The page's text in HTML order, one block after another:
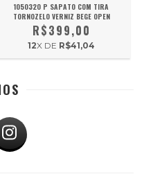
1050320 P SAPATO COM TIRA
TORNOZELO VERNIZ BEGE OPEN
R$399,00
12X DE R$41,04